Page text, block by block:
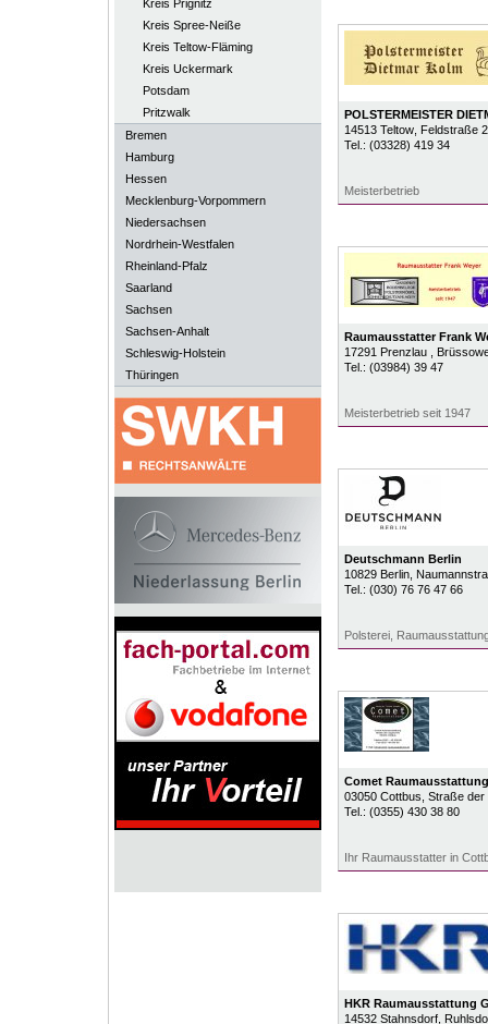
Kreis Prignitz
Kreis Spree-Neiße
Kreis Teltow-Fläming
Kreis Uckermark
Potsdam
Pritzwalk
Bremen
Hamburg
Hessen
Mecklenburg-Vorpommern
Niedersachsen
Nordrhein-Westfalen
Rheinland-Pfalz
Saarland
Sachsen
Sachsen-Anhalt
Schleswig-Holstein
Thüringen
POLSTERMEISTER
14513 Teltow, Feldstraße
Tel.: (03328) 419 34
Meisterbetrieb
Raumausstatter Frank
17291 Prenzlau
,
Tel.: (03984) 39 47
Meisterbetrieb seit 1947
Deutschmann Berlin
10829 Berlin,
Tel.: (030) 76 76 47 66
Polsterei,
Comet Raumausstattung
03050 Cottbus , Straße
Tel.: (0355) 430 38 80
Ihr Raumausstatter in
HKR Raumausstattung
14532 Stahnsdorf,